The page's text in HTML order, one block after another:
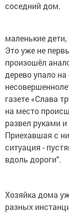
соседний дом.
маленькие
Это уже не
произошёл
дерево упало
газете «Слава
на место
развел руками
Приехавшая с
ситуация -
вдоль дороги".
Хозяйка дома
разных